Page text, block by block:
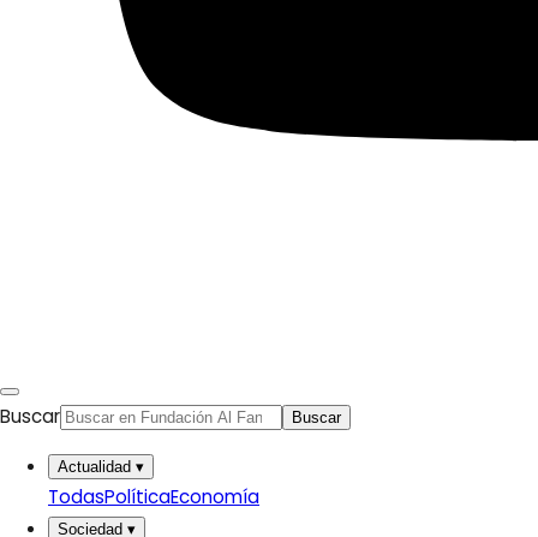
Buscar Buscar
Actualidad ▾
TodasPolíticaEconomía
Sociedad ▾
Migraciones
Protestas sociales
Humor Árabe
Prensa árabe
Artículos traducidos
Viñetas